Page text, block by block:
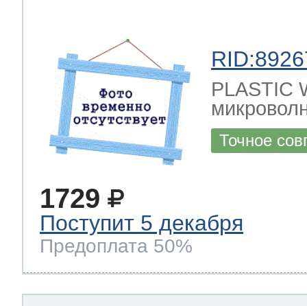
PLASTIC
Точное
1729
Поступит 5 декабря
Предоплата 50%